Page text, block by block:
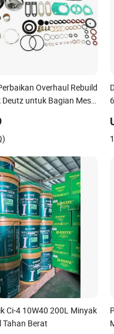
Overhaul Rebuild
untuk Bagian Mesin
Ci-4 10W40 200L Minyak
Tahan Berat